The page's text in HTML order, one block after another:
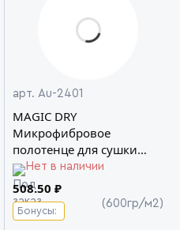
арт. Au-2401
MAGIC DRY
Микрофибровое
полотенце для сушки
авто AuTech
Нет в наличии
508.50 ₽
Бонусы:
(600гр/м2)